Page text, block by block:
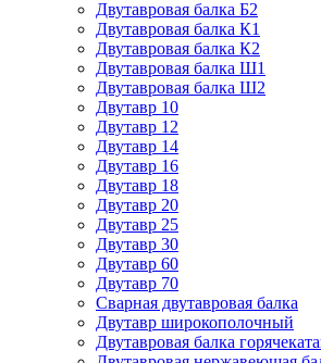
Двутавровая балка Б2
Двутавровая балка К1
Двутавровая балка К2
Двутавровая балка Ш1
Двутавровая балка Ш2
Двутавр 10
Двутавр 12
Двутавр 14
Двутавр 16
Двутавр 18
Двутавр 20
Двутавр 25
Двутавр 30
Двутавр 60
Двутавр 70
Сварная двутавровая балка
Двутавр широкополочный
Двутавровая балка